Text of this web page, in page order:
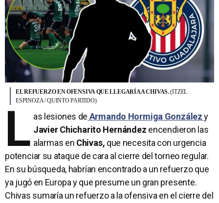
EL REFUERZO EN OFENSIVA QUE LLEGARÍA A CHIVAS.(ITZEL
ESPINOZA / QUINTO PARTIDO)
L as lesiones de Armando Hormiga Gonzálezy
Javier Chicharito Hernández encendieron las
alarmas en Chivas, que necesita con urgencia
potenciar su ataque de cara al cierre del torneo regular.
En su búsqueda, habrían encontrado a un refuerzo que
ya jugó en Europa y que presume un gran presente.
Chivas sumaría un refuerzo a la ofensiva en el cierre del